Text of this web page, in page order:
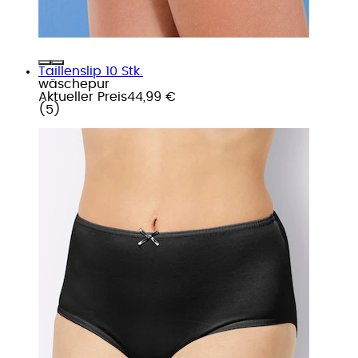
Taillenslip 10 Stk.
wäschepur
Aktueller Preis44,99 €
( 5 )